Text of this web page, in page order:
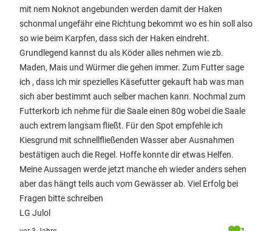
mit nem Noknot angebunden werden damit der Haken
schonmal ungefähr eine Richtung bekommt wo es hin soll also
so wie beim Karpfen, dass sich der Haken eindreht.
Grundlegend kannst du als Köder alles nehmen wie zb.
Maden, Mais und Würmer die gehen immer. Zum Futter sage
ich , dass ich mir spezielles Käsefutter gekauft hab was man
sich aber bestimmt auch selber machen kann. Nochmal zum
Futterkorb ich nehme für die Saale einen 80g wobei die Saale
auch extrem langsam fließt. Für den Spot empfehle ich
Kiesgrund mit schnellfließenden Wasser aber Ausnahmen
bestätigen auch die Regel. Hoffe konnte dir etwas Helfen.
Meine Aussagen werde jetzt manche eh wieder anders sehen
aber das hängt teils auch vom Gewässer ab. Viel Erfolg bei
Fragen bitte schreiben
LG Julol